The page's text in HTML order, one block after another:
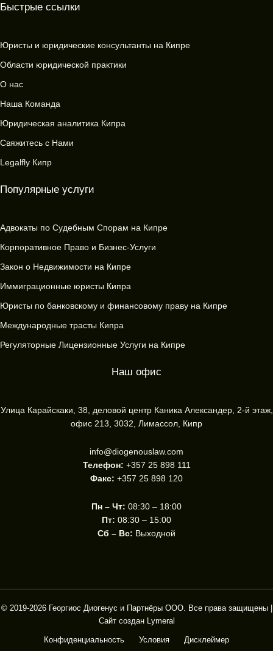
Быстрые ссылки
Юристы и юридические консультанты на Кипре
Области юридической практики
О нас
Наша Команда
Юридическая аналитика Кипра
Свяжитесь с Нами
Legalfly Кипр
Популярные услуги
Адвокаты по Судебным Спорам на Кипре
Корпоративное Право и Бизнес-Услуги
Закон о Недвижимости на Кипре
Иммиграционные юристы Кипра
Юристы по банковскому и финансовому праву на Кипре
Международные трасты Кипра
Регуляторные Лицензионные Услуги на Кипре
Наш офис
Улица Карайскаки, 38, деловой центр Каника Александер, 2-й этаж,
офис 213, 3032, Лимассол, Кипр
info@diogenouslaw.com
Телефон: +357 25 898 111
Факс: +357 25 898 120
Пн – Чт: 08:30 – 18:00
Пт: 08:30 – 15:00
Сб – Вс: Выходной
© 2019-2026 Георгиос Диогенус и Партнёры ООО. Все права защищены |
Сайт создан Lymeral
Конфиденциальность Условия Дисклеймер